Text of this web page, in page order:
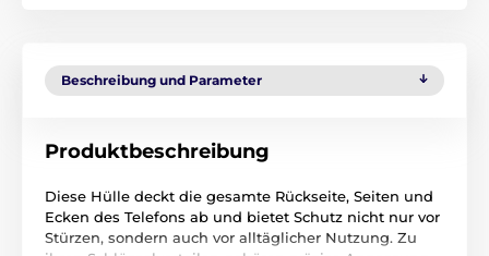
Beschreibung und Parameter
Produktbeschreibung
Diese Hülle deckt die gesamte Rückseite, Seiten und
Ecken des Telefons ab und bietet Schutz nicht nur vor
Stürzen, sondern auch vor alltäglicher Nutzung. Zu